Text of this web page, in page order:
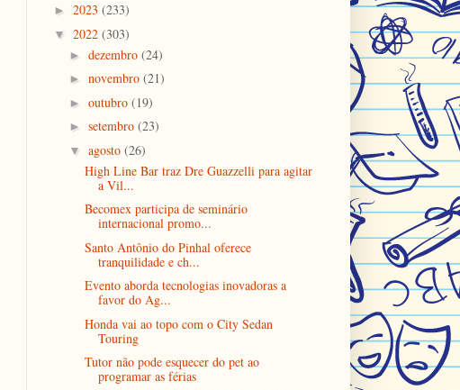
► 2023 (233)
▼ 2022 (303)
► dezembro (24)
► novembro (21)
► outubro (19)
► setembro (23)
▼ agosto (26)
High Line Bar traz Dre Guazzelli para agitar
a Vil...
Becomex participa de seminário
internacional promo...
Santo Antônio do Pinhal oferece
tranquilidade e ch...
Evento aborda tecnologias inovadoras a
favor do Ag...
Honda vai ao topo com o City Sedan
Touring
Tutor não pode esquecer do pet ao
programar as férias